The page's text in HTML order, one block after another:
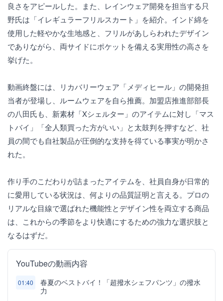
良さをアピールした。また、レインウェア開発を担当する只
野氏は「イレギュラーフリルスカート」を紹介。インド綿を
使用した軽やかな生地感と、フリルがあしらわれたデザイン
でありながら、両サイドにポケットを備える実用性の高さを
挙げた。
動画終盤には、リカバリーウェア「メディヒール」の開発担
当者が登場し、ルームウェアを自ら推薦。加盟店推進部部長
の八田氏も、新素材「Xシェルター」のアイテムに対し「マス
トバイ」「全人類買った方がいい」と太鼓判を押すなど、社
員の間でも自社製品が圧倒的な支持を得ている事実が明かさ
れた。
作り手のこだわりが詰まったアイテムを、社員自身が日常的
に愛用している状況は、何よりの品質証明と言える。プロの
リアルな目線で選ばれた機能性とデザイン性を両立する商品
は、これからの季節をより快適にするための強力な選択肢と
なるはずだ。
YouTubeの動画内容
01:40
春夏のベストバイ！「超撥水シェフパンツ」の撥水
力